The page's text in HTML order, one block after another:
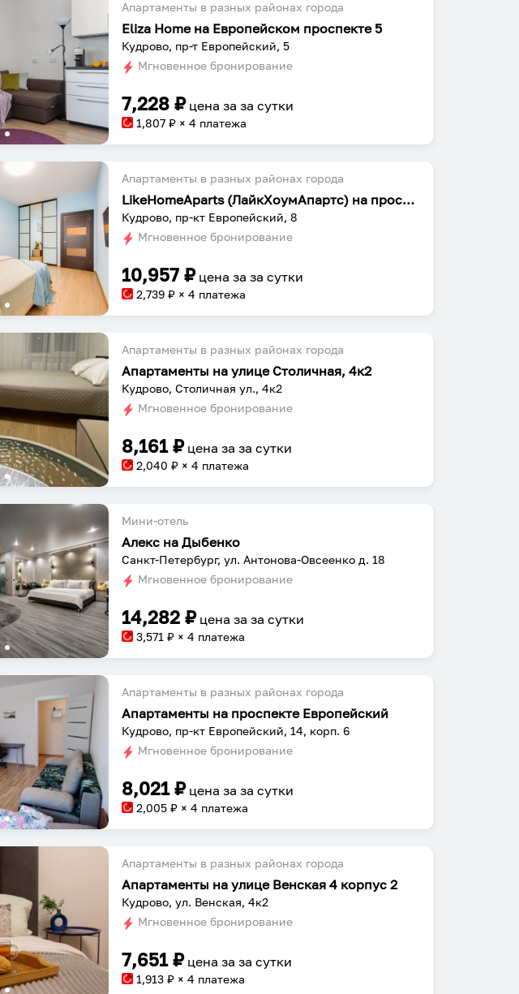
Апартаменты в разных районах города
Eliza Home на Европейском проспекте 5
Кудрово, пр-т Европейский, 5
Мгновенное бронирование
7,228 ₽ цена заза сутки
1,807 ₽ × 4 платежа
Апартаменты в разных районах города
LikeHomeAparts (ЛайкХоумАпартс) на проспекте Европейский 8
Кудрово, пр-кт Европейский, 8
Мгновенное бронирование
10,957 ₽ цена заза сутки
2,739 ₽ × 4 платежа
Апартаменты в разных районах города
Апартаменты на улице Столичная, 4к2
Кудрово, Столичная ул., 4к2
Мгновенное бронирование
8,161₽ цена заза сутки
2,040 ₽ × 4 платежа
Мини-отель
Алекс на Дыбенко
Санкт-Петербург, ул. Антонова-Овсеенко д. 18
Мгновенное бронирование
14,282 ₽ цена заза сутки
3,571 ₽ × 4 платежа
Апартаменты в разных районах города
Апартаменты на проспекте Европейский
Кудрово, пр-кт Европейский, 14, корп. 6
Мгновенное бронирование
8,021₽ цена заза сутки
2,005 ₽ × 4 платежа
Апартаменты в разных районах города
Апартаменты на улице Венская 4 корпус 2
Кудрово, ул. Венская, 4к2
Мгновенное бронирование
7,651₽ цена заза сутки
1,913 ₽ × 4 платежа